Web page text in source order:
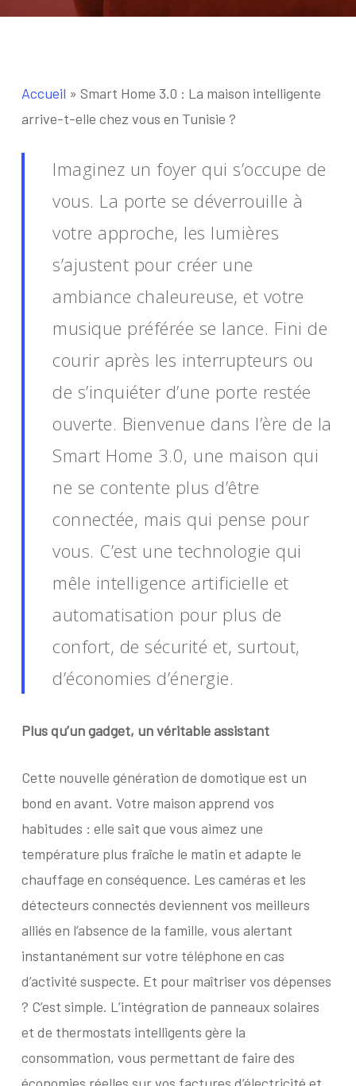
Accueil » Smart Home 3.0 : La maison intelligente
arrive-t-elle chez vous en Tunisie ?
Imaginez un foyer qui s’occupe de
vous. La porte se déverrouille à
votre approche, les lumières
s’ajustent pour créer une
ambiance chaleureuse, et votre
musique préférée se lance. Fini de
courir après les interrupteurs ou
de s’inquiéter d’une porte restée
ouverte. Bienvenue dans l’ère de la
Smart Home 3.0, une maison qui
ne se contente plus d’être
connectée, mais qui pense pour
vous. C’est une technologie qui
mêle intelligence artificielle et
automatisation pour plus de
confort, de sécurité et, surtout,
d’économies d’énergie.
Plus qu’un gadget, un véritable assistant
Cette nouvelle génération de domotique est un
bond en avant. Votre maison apprend vos
habitudes : elle sait que vous aimez une
température plus fraîche le matin et adapte le
chauffage en conséquence. Les caméras et les
détecteurs connectés deviennent vos meilleurs
alliés en l’absence de la famille, vous alertant
instantanément sur votre téléphone en cas
d’activité suspecte. Et pour maîtriser vos dépenses
? C’est simple. L’intégration de panneaux solaires
et de thermostats intelligents gère la
consommation, vous permettant de faire des